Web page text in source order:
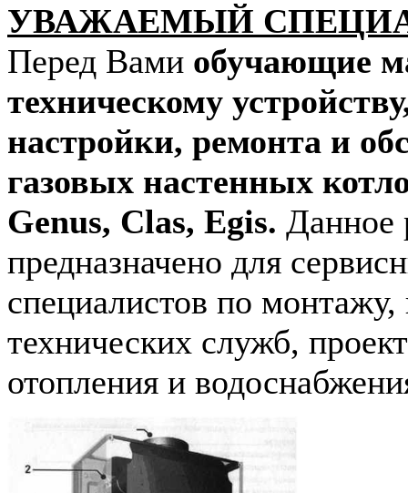
УВАЖАЕМЫЙ
Перед Вами обучающие
техническому
настройки, ремонта и
газовых настенных
Genus, Clas, Egis. Данное
предназначено для
специалистов по
технических служб,
отопления и